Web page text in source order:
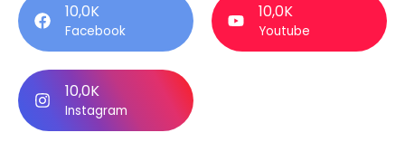
10,0K
Facebook
10,0K
Youtube
10,0K
Instagram